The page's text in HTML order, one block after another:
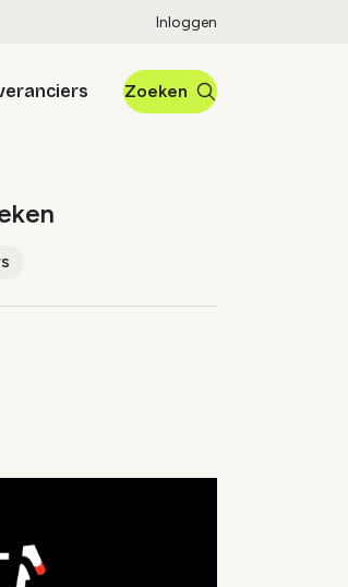
Inloggen
Zoeken
link naar artikel